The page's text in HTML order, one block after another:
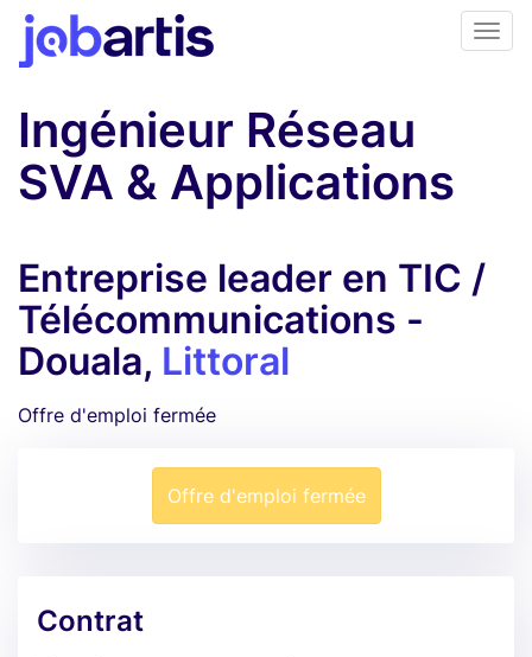
Ingénieur Réseau
SVA & Applications
Entreprise leader en TIC /
Télécommunications -
Douala, Littoral
Offre d'emploi fermée
Offre d'emploi fermée
Contrat